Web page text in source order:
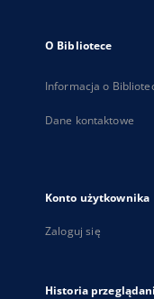
O Bibliotece
Informacja o
Dane kontaktowe
Konto użytkownika
Zaloguj się
Historia